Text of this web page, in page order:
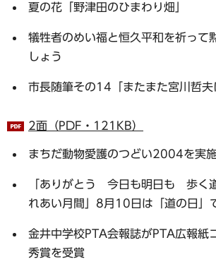
夏の花「野津田のひまわり畑」
犠牲者のめい福と恒久平和を祈って
しょう
市長随筆その14「またまた宮川哲夫
2面（PDF・121KB）
まちだ動物愛護のつどい2004を実
「ありがとう 今日も明日も 歩く
れあい月間」8月10日は「道の日」
金井中学校PTA会報誌がPTA広報紙
秀賞を受賞